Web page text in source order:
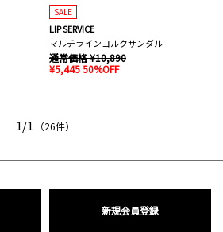
SALE
LIP SERVICE
マルチラインコルクサンダル
通常価格 ¥10,890
¥5,445 50%OFF
1/1 （26件）
新規会員登録